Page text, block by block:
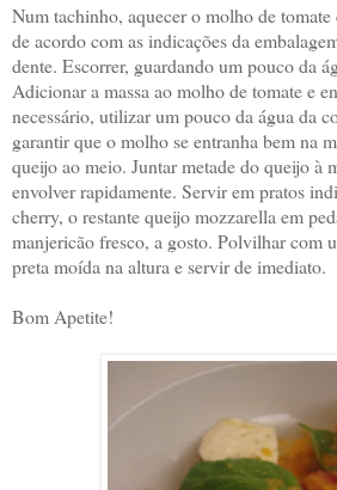
Num tachinho, aquecer o molho de tomate
de acordo com as indicações da
dente. Escorrer, guardando um pouco da
Adicionar a massa ao molho de tomate e
necessário, utilizar um pouco da água da
garantir que o molho se entranha bem na
queijo ao meio. Juntar metade do queijo à
envolver rapidamente. Servir em pratos
cherry, o restante queijo mozzarella em
manjericão fresco, a gosto. Polvilhar com
preta moída na altura e servir de imediato.
Bom Apetite!